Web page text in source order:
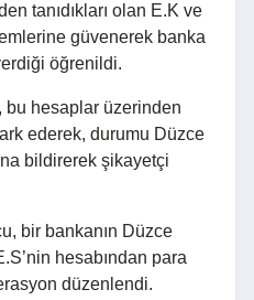
tanıdıkları olan E.K ve
güvenerek banka
öğrenildi.
bu hesaplar üzerinden
fark ederek, durumu Düzce
bildirerek şikayetçi
bir bankanın Düzce
hesabından para
düzenlendi.